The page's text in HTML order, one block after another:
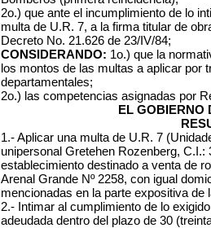
2o.) que ante el incumplimiento de lo
multa de U.R. 7, a la firma titular de
Decreto No. 21.626 de 23/IV/84;
CONSIDERANDO: 1o.) que la
los montos de las multas a aplicar por
departamentales;
2o.) las competencias asignadas por
EL GOBIERNO
1.- Aplicar una multa de U.R. 7
unipersonal Gretehen Rozenberg, C.I.:
establecimiento destinado a venta de
Arenal Grande Nº 2258, con igual
mencionadas en la parte expositiva de
2.- Intimar al cumplimiento de lo
adeudada dentro del plazo de 30